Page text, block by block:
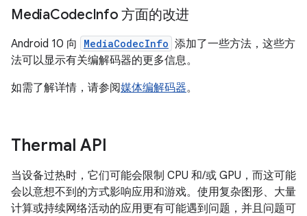
MediaCodecInfo 方面的改进
Android 10 向 MediaCodecInfo 添加了一些方法，这些方
法可以显示有关编解码器的更多信息。
如需了解详情，请参阅媒体编解码器。
Thermal API
当设备过热时，它们可能会限制 CPU 和/或 GPU，而这可能
会以意想不到的方式影响应用和游戏。使用复杂图形、大量
计算或持续网络活动的应用更有可能遇到问题，并且问题可